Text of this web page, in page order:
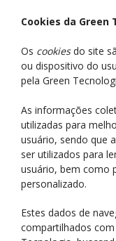
Cookies da Green
Os cookiesdo site
ou dispositivo do
pela Green
As informações
utilizadas para
usuário, sendo que
ser utilizados para
usuário, bem como
personalizado.
Estes dados de
compartilhados